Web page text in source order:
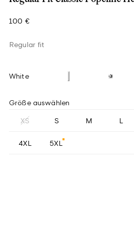
100 €
Regular fit
White
Größe auswählen
XS S M L
4XL 5XL